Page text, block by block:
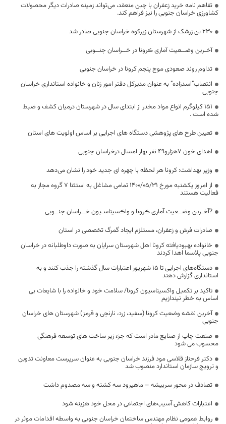
تفاهم نامه خرید زعفران با چین منعقد، می‌تواند زمینه صادرات دیگر محصولات
کشاورزی خراسان جنوبی را نیز فراهم کند.
۲۳۰ تن زرشک از شهرستان زیرکوه خراسان جنوبی صادر شد
آخـرین وضــعیت آماری ڪرونا در خــراسان جنــوبی
تداوم روند صعودی موج پنجم کرونا در خراسان جنوبی
انتصاب”اسدزاده” به عنوان مدیرکل دفتر امور زنان و خانواده استانداری خراسان
جنوبی
151 کیلوگرم انواع مواد مخدر از ابتدای سال در شهرستان درمیان کشف و ضبط
شده است .
تعیین طرح های پژوهشی دستگاه های اجرایی بر اساس اولویت های استان
اهدای خون 7هزارو49 نفر بهار امسال درخراسان جنوبی
وزیر بهداشت: کرونا هر لحظه با چهره ای جدید خود را نشان می‌‌‎دهد
از امروز یکشنبه مورخ ۱۴۰۰/۰۵/۳۱ تمامی مشاغل به استثنا ۷ گروه مجاز به
فعالیت هستند
?آخـرین وضــعیت آماری ڪرونا و واڪسیناسـیون خــراسان جنــوبی
صادرات فرش و زعفران، مستلزم ایجاد گمرگ تخصصی در استان
خانواده بهبودیافته کرونا اهل شهرستان سرایان به صورت داوطلبانه در خراسان
جنوبی پلاسما اهدا کردند
دستگاه‌های اجرایی تا ۱۵ شهریور اعتبارات سال گذشته را جذب کنند و به
استانداری گزارش دهند
تاکید بر تکمیل واکسیناسیون کرونا/ سلامت خود و خانواده را با شایعات بی
اساس به خطر نیندازیم
آخرین نقشه وضعیت کرونا (سفید، زرد، نارنجی و قرمز) شهرستان های خراسان
جنوبی
صنعت چاپ از صنایع مادر است که جزء زیر ساخت های توسعه فرهنگی
محسوب می شود
دکتر فرحناز قلاسی مود فرزند خراسان جنوبی به عنوان سرپرست معاونت تدوین
و ترویج سازمان استاندارد منصوب شد
تصادف در محور سربیشه – ماهیرود سه کشته و سه مصدوم داشت
اعتبارات کاهش آسیب‌های اجتماعی در محل خود هزینه شود
روابط عمومی نظام مهندس ساختمان خراسان جنوبی به واسطه اقدامات موثر در